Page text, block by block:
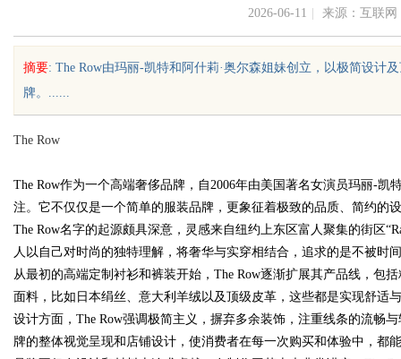
uz
2026-06-11 来源：互联网
摘要: The Row由玛丽-凯特和阿什莉·奥尔森姐妹创立，以极简设计
牌。......
The Row
The Row作为一个高端奢侈品牌，自2006年由美国著名女演员玛丽-
注。它不仅仅是一个简单的服装品牌，更象征着极致的品质、简约的
The Row名字的起源颇具深意，灵感来自纽约上东区富人聚集的街区
人以自己对时尚的独特理解，将奢华与实穿相结合，追求的是不被时
从最初的高端定制衬衫和裤装开始，The Row逐渐扩展其产品线，包
面料，比如日本绢丝、意大利羊绒以及顶级皮革，这些都是实现舒适
设计方面，The Row强调极简主义，摒弃多余装饰，注重线条的流畅
牌的整体视觉呈现和店铺设计，使消费者在每一次购买和体验中，都
武汉配眼镜 上海配眼镜
师在跨境维权中